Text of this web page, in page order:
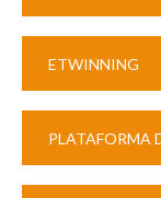
ETWINNING
PLATAFORMA